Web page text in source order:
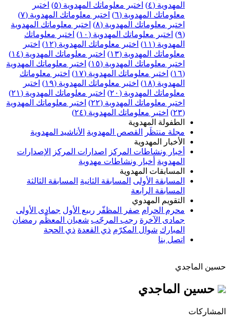
المهدوية (٤)
اختبر معلوماتك المهدوية (٥)
اختبر
معلوماتك المهدوية (٦)
اختبر معلوماتك المهدوية (٧)
اختبر معلوماتك المهدوية (٨)
اختبر معلوماتك المهدوية
(٩)
اختبر معلوماتك المهدوية (١٠)
اختبر معلوماتك
المهدوية (١١)
اختبر معلوماتك المهدوية (١٢)
اختبر
معلوماتك المهدوية (١٣)
اختبر معلوماتك المهدوية (١٤)
اختبر معلوماتك المهدوية (١٥)
اختبر معلوماتك المهدوية
(١٦)
اختبر معلوماتك المهدوية (١٧)
اختبر معلوماتك
المهدوية (١٨)
اختبر معلوماتك المهدوية (١٩)
اختبر
معلوماتك المهدوية (٢٠)
اختبر معلوماتك المهدوية (٢١)
اختبر معلوماتك المهدوية (٢٢)
اختبر معلوماتك المهدوية
(٢٣)
اختبر معلوماتك المهدوية (٢٤)
الطفولة المهدوية
مجلة منتظَر
القصص المهدوية الأناشيد المهدوية
الأخبار المهدوية
أخبار ونشاطات المركز
اصدارات المركز
الإصدارات
المهدوية أخبار ونشاطات مهدوية
المسابقات المهدوية
المسابقة الأولى المسابقة الثانية المسابقة الثالثة
المسابقة الرابعة
التقويم المهدوي
محرم الحرام صفر المظفّر ربيع الأول جمادى الأولى
جمادى الآخرة رجب المرجّب شعبان المعظّم رمضان
المبارك شوال المكرّم ذي القعدة ذي الحجة
اتصل بنا
حسين الماجدي
حسين الماجدي
المشاركات